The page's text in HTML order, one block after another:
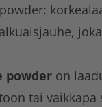
powder:
powder on
tai